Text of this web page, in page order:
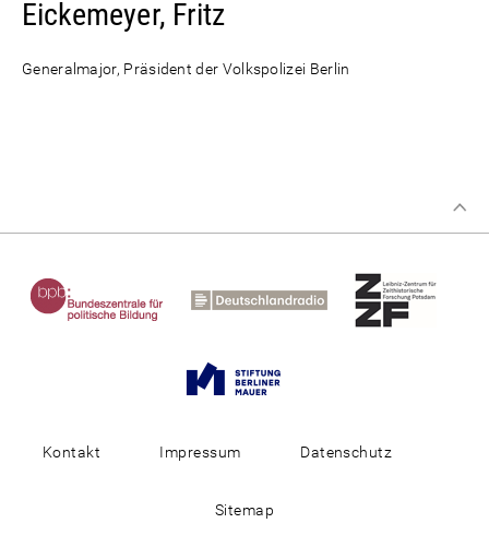
Eickemeyer, Fritz
Generalmajor, Präsident der Volkspolizei Berlin
Kontakt Impressum Datenschutz
Sitemap